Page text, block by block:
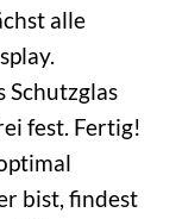
alle
Schutzglas
fest. Fertig!
bist, findest